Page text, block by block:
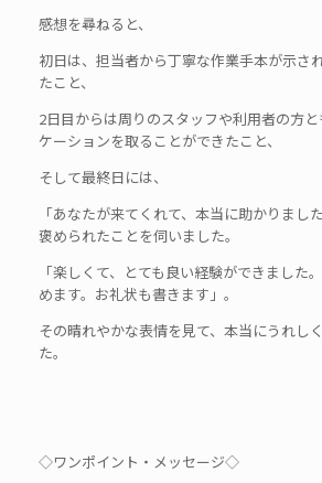
感想を尋ねると、
初日は、担当者から丁寧な作業手本が示さ
たこと、
2日目からは周りのスタッフや利用者の方
ケーションを取ることができたこと、
そして最終日には、
「あなたが来てくれて、本当に助かりまし
褒められたことを伺いました。
「楽しくて、とても良い経験ができました
めます。お礼状も書きます」。
その晴れやかな表情を見て、本当にうれし
た。
◇ワンポイント・メッセージ◇